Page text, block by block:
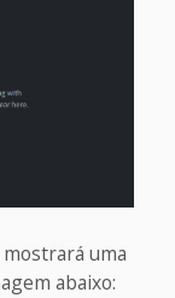
uma
abaixo: